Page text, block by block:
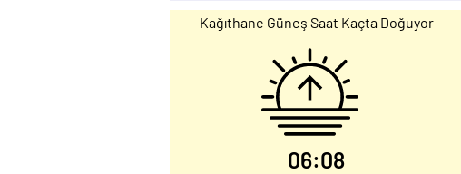
Kağıthane Güneş Saat Kaçta Doğuyor
06:08